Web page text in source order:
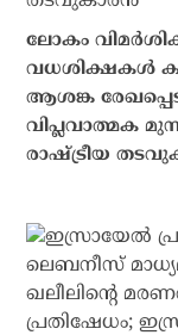
ലോകം
വധശിക്ഷകൾ
ആശങ്ക
വിപ്ലവാത്മക
രാഷ്ട്രീയ